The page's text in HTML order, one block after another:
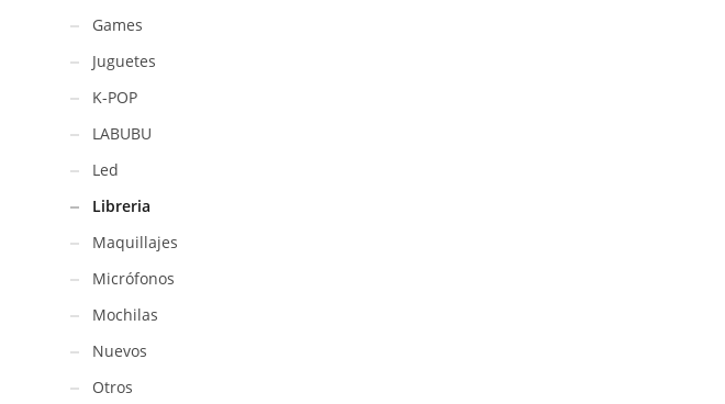
Games
Juguetes
K-POP
LABUBU
Led
Libreria
Maquillajes
Micrófonos
Mochilas
Nuevos
Otros